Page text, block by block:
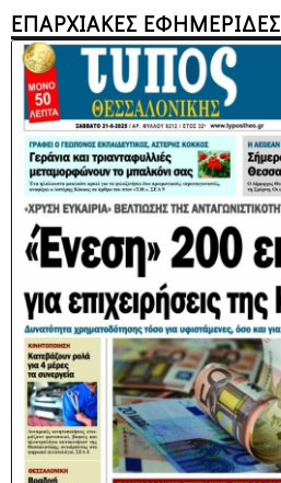
ΕΠΑΡΧΙΑΚΕΣ ΕΦΗΜΕΡΙΔΕΣ